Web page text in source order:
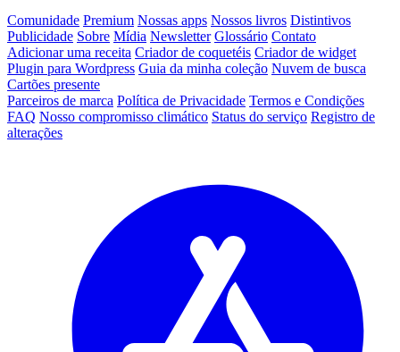
Comunidade Premium Nossas apps Nossos livros Distintivos
Publicidade Sobre Mídia Newsletter Glossário Contato
Adicionar uma receita Criador de coquetéis Criador de widget
Plugin para Wordpress Guia da minha coleção Nuvem de busca
Cartões presente
Parceiros de marca Política de Privacidade Termos e Condições
FAQ Nosso compromisso climático Status do serviço Registro de
alterações